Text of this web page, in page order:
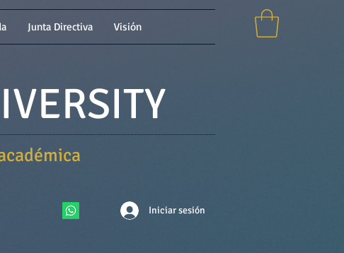
Junta Directiva Visión
Iniciar sesión